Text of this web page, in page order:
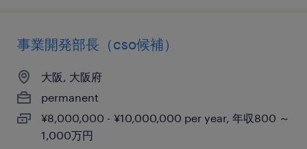
事業開発部長（cso候補）
大阪, 大阪府
permanent
¥8,000,000 - ¥10,000,000 per year, 年収800 ～
1,000万円